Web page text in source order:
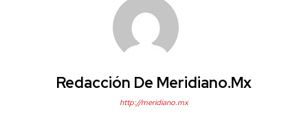
Redacción De Meridiano.mx
http://meridiano.mx